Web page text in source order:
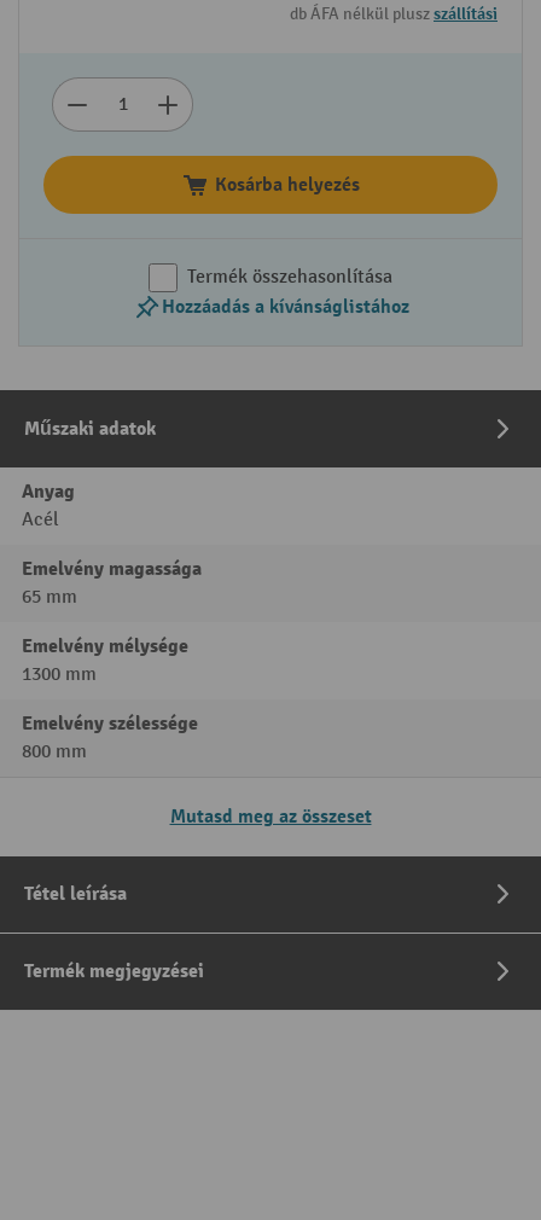
db ÁFA nélkül pluszszállítási
Kosárba helyezés
Termék összehasonlítása
Hozzáadás a kívánságlistához
Műszaki adatok
Anyag
Acél
Emelvény magassága
65 mm
Emelvény mélysége
1300 mm
Emelvény szélessége
800 mm
Mutasd meg az összeset
Tétel leírása
Termék megjegyzései